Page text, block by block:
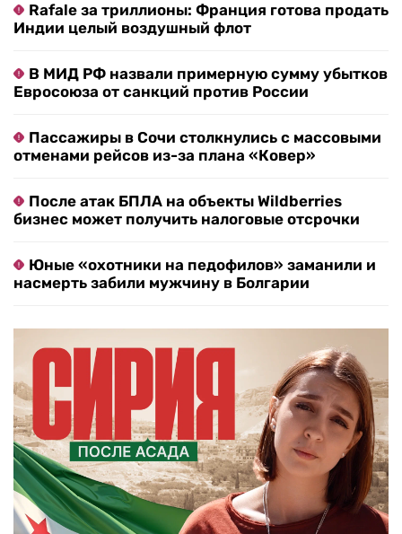
Rafale за триллионы: Франция готова продать
Индии целый воздушный флот
В МИД РФ назвали примерную сумму убытков
Евросоюза от санкций против России
Пассажиры в Сочи столкнулись с массовыми
отменами рейсов из-за плана «Ковер»
После атак БПЛА на объекты Wildberries
бизнес может получить налоговые отсрочки
Юные «охотники на педофилов» заманили и
насмерть забили мужчину в Болгарии